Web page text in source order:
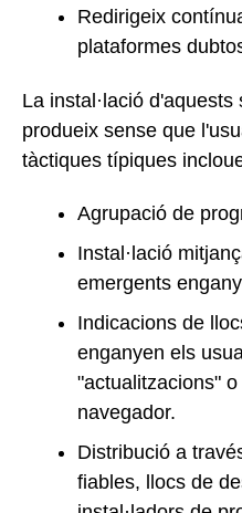
Redirigeix
plataformes
La instal·lació
produeix sense que
tàctiques típiques
Agrupació de
Instal·lació
emergents
Indicacions de
enganyen els
"actualitzacions"
navegador.
Distribució a
fiables, llocs de